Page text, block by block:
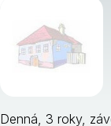
Denná, 3 roky,